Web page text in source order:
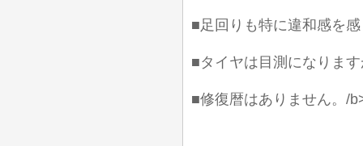
■足回りも特に違和感を
■タイヤは目測になりま
■修復暦はありません。/